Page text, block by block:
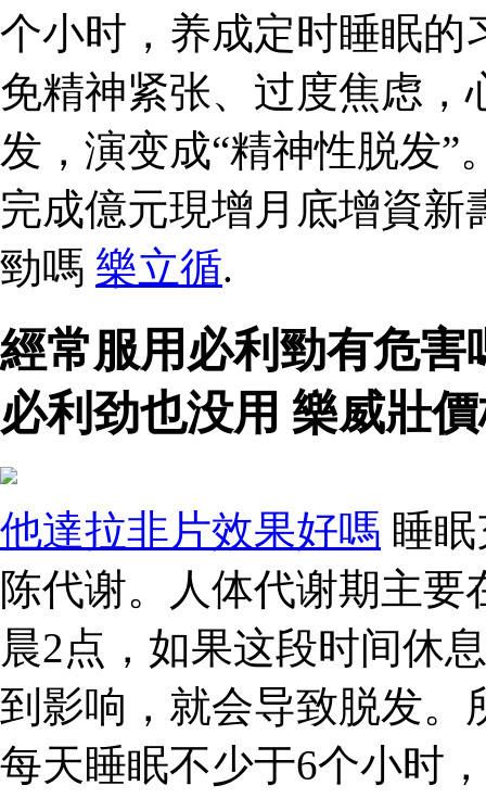
个小时，养成定时睡眠的
免精神紧张、过度焦虑，
发，演变成“精神性脱发”
完成億元現增月底增資
勁嗎 樂立循.
經常服用必利勁有危
必利劲也没用 樂威壯
他達拉非片效果好嗎 睡
陈代谢。人体代谢期主
晨2点，如果这段时间休
到影响，就会导致脱发。
每天睡眠不少于6个小时